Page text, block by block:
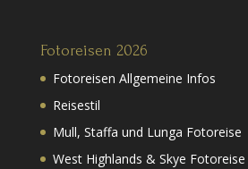
Fotoreisen 2026
Fotoreisen Allgemeine Infos
Reisestil
Mull, Staffa und Lunga Fotoreise
West Highlands & Skye Fotoreise